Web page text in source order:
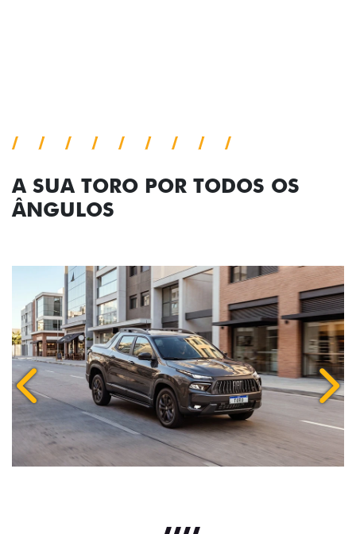
ÂNGULOS
Anterior